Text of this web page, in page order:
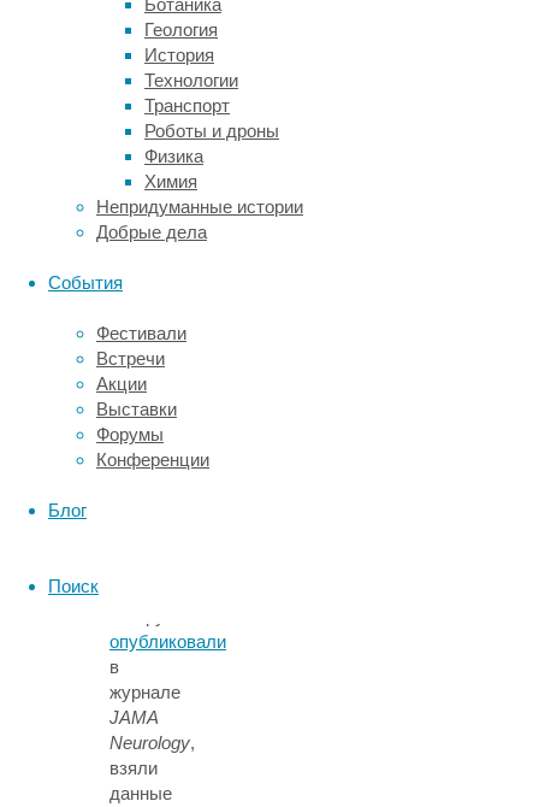
Ботаника
Геология
История
Технологии
Транспорт
Роботы и дроны
Физика
Химия
Непридуманные истории
Добрые дела
События
Фестивали
Встречи
Акции
Выставки
Форумы
Конференции
Блог
Поиск
фактами.
Лечить
предупреждать
заболевание
неизвестной
природой
практически
невозможно.
исследователи
искать
какие-
то
ключи
к
проблеме.
опубликовали
в
журнале
JAMA
Neurology,
взяли
данные